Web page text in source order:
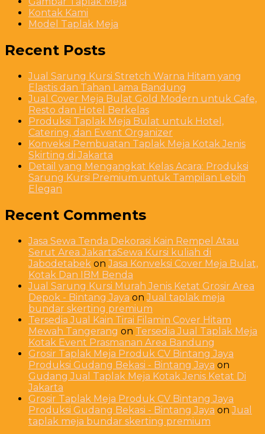
Kontak Kami
Model Taplak Meja
Recent Posts
Jual Sarung Kursi Stretch Warna Hitam yang
Elastis dan Tahan Lama Bandung
Jual Cover Meja Bulat Gold Modern untuk Cafe,
Resto dan Hotel Berkelas
Produksi Taplak Meja Bulat untuk Hotel,
Catering, dan Event Organizer
Konveksi Pembuatan Taplak Meja Kotak Jenis
Skirting di Jakarta
Detail yang Mengangkat Kelas Acara: Produksi
Sarung Kursi Premium untuk Tampilan Lebih
Elegan
Recent Comments
Jasa Sewa Tenda Dekorasi Kain Rempel Atau
Serut Area JakartaSewa Kursi kuliah di
Jabodetabek onJasa Konveksi Cover Meja Bulat,
Kotak Dan IBM Benda
Jual Sarung Kursi Murah Jenis Ketat Grosir Area
Depok - Bintang Jaya onJual taplak meja
bundar skerting premium
Tersedia Jual Kain Tirai Filamin Cover Hitam
Mewah Tangerang on Tersedia Jual Taplak Meja
Kotak Event Prasmanan Area Bandung
Grosir Taplak Meja Produk CV Bintang Jaya
Produksi Gudang Bekasi - Bintang Jaya on
Gudang Jual Taplak Meja Kotak Jenis Ketat Di
Jakarta
Grosir Taplak Meja Produk CV Bintang Jaya
Produksi Gudang Bekasi - Bintang Jaya onJual
taplak meja bundar skerting premium